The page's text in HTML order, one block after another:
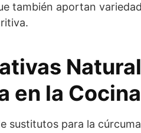
también aportan
en la Cocina
sustitutos para la